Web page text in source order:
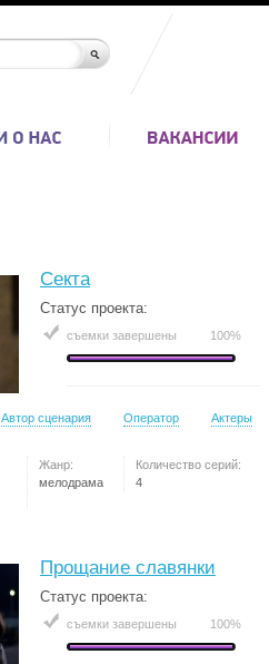
Секта
Статус проекта:
съемки завершены 100%
Автор сценария Оператор Актеры
Жанр:
мелодрама
Количество серий:
4
Прощание славянки
Статус проекта:
съемки завершены 100%